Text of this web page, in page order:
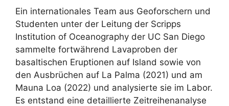
Ein internationales Team aus Geoforschern und
Studenten unter der Leitung der Scripps
Institution of Oceanography der UC San Diego
sammelte fortwährend Lavaproben der
basaltischen Eruptionen auf Island sowie von
den Ausbrüchen auf La Palma (2021) und am
Mauna Loa (2022) und analysierte sie im Labor.
Es entstand eine detaillierte Zeitreihenanalyse